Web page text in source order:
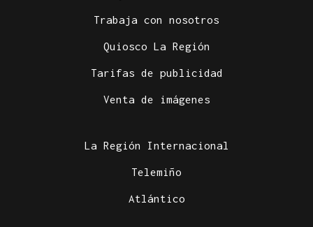
Trabaja con nosotros
Quiosco La Región
Tarifas de publicidad
Venta de imágenes
La Región Internacional
Telemiño
Atlántico